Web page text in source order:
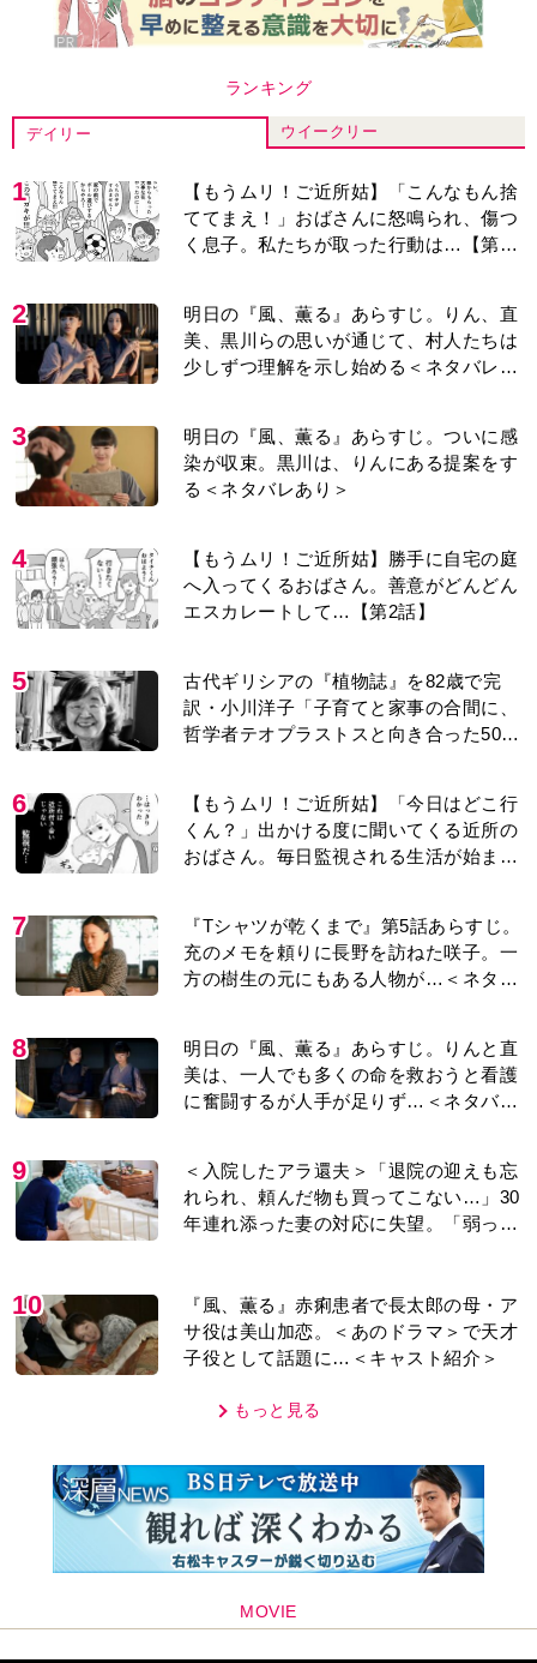
る＜ネタバレあり＞
【もうムリ！ご近所姑】勝手に自宅の庭
エスカレートして…【第2話】
5
古代ギリシアの『植物誌』を82歳で完
訳・小川洋子「子育てと家事の合間に、
哲学者テオプラストスと向き合った50
6
【もうムリ！ご近所姑】「今日はどこ行
くん？」出かける度に聞いてくる近所の
おばさん。毎日監視される生活が始ま
7
『Tシャツが乾くまで』第5話あらすじ。
充のメモを頼りに長野を訪ねた咲子。一
方の樹生の元にもある人物が…＜ネタバ
8
明日の『風、薫る』あらすじ。りんと直
美は、一人でも多くの命を救おうと看護
に奮闘するが人手が足りず…＜ネタバレ
9
＜入院したアラ還夫＞「退院の迎えも忘
れられ、頼んだ物も買ってこない…」30
年連れ添った妻の対応に失望。「弱った
に女性たちの反応は…
10
『風、薫る』赤痢患者で長太郎の母・ア
サ役は美山加恋。＜あのドラマ＞で天才
もっと見る
編集部おすすめ